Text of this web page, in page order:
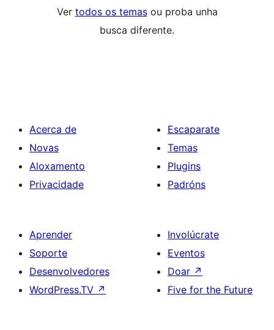
Ver todos os temasou proba unha
busca diferente.
Acerca de
Novas
Aloxamento
Privacidade
Escaparate
Temas
Plugins
Padróns
Aprender
Soporte
Desenvolvedores
WordPress.TV ↗
Involúcrate
Eventos
Doar ↗
Five for the Future